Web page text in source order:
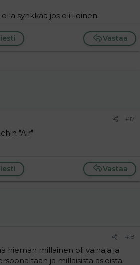
synkkää jos oli iloinen.
Vastaa
#17
"Air"
Vastaa
#18
hieman millainen oli vainaja ja
ja millaisista asioista